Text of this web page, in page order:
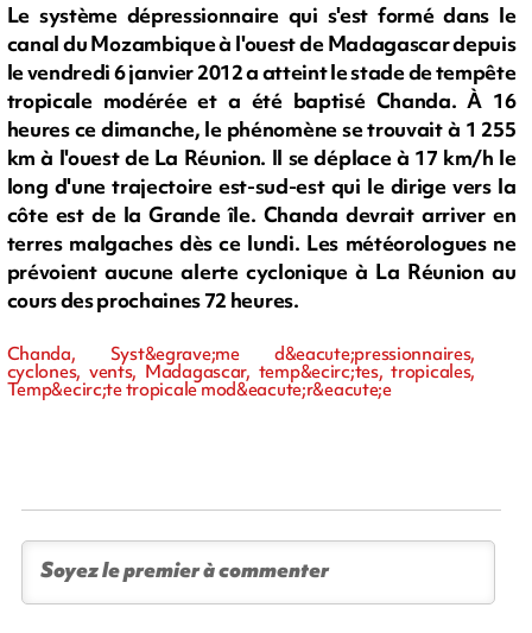
Le système dépressionnaire qui s'est formé dans le
canal du Mozambique à l'ouest de Madagascar depuis
le vendredi 6 janvier 2012 a atteint le stade de tempête
tropicale modérée et a été baptisé Chanda. À 16
heures ce dimanche, le phénomène se trouvait à 1 255
km à l'ouest de La Réunion. Il se déplace à 17 km/h le
long d'une trajectoire est-sud-est qui le dirige vers la
côte est de la Grande île. Chanda devrait arriver en
terres malgaches dès ce lundi. Les météorologues ne
prévoient aucune alerte cyclonique à La Réunion au
cours des prochaines 72 heures.
Chanda, Syst&egrave;me d&eacute;pressionnaires,
cyclones, vents, Madagascar, temp&ecirc;tes, tropicales,
Temp&ecirc;te tropicale mod&eacute;r&eacute;e